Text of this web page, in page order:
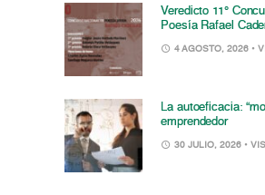
Veredicto 11°
Poesía Rafael
4 AGOSTO, 2026 •
La autoeficacia:
emprendedor
30 JULIO, 2026 •